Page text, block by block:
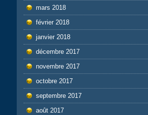
mars 2018
février 2018
janvier 2018
décembre 2017
novembre 2017
octobre 2017
septembre 2017
août 2017